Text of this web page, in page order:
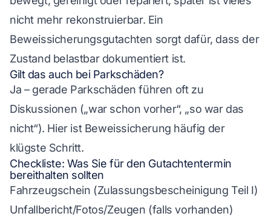
nicht mehr rekonstruierbar. Ein
Beweissicherungsgutachten sorgt dafür, dass der
Zustand belastbar dokumentiert ist.
Gilt das auch bei Parkschäden?
Ja – gerade Parkschäden führen oft zu
Diskussionen („war schon vorher“, „so war das
nicht“). Hier ist Beweissicherung häufig der
klügste Schritt.
Checkliste: Was Sie für den Gutachtentermin
bereithalten sollten
Fahrzeugschein (Zulassungsbescheinigung Teil I)
Unfallbericht/Fotos/Zeugen (falls vorhanden)